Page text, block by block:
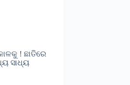
! ଛାତିରେ
ସାଧ୍ୟ